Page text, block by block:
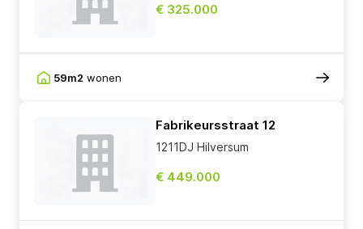
€ 325.000
59m2 wonen
Fabrikeursstraat 12
1211DJ Hilversum
€ 449.000